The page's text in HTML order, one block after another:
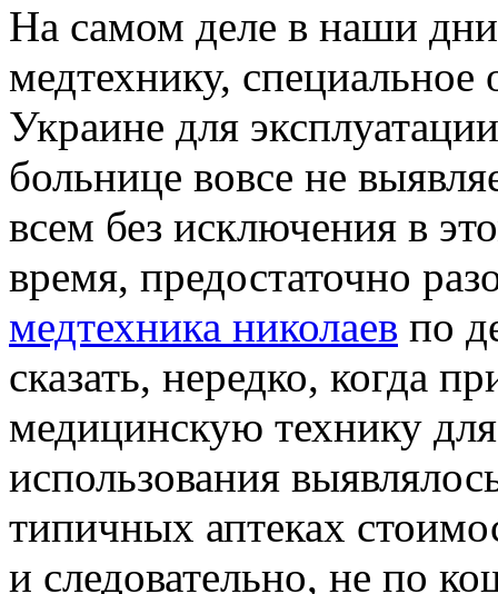
На самом деле в наши
медтехнику,
Украине для
больнице вовсе не
всем без исключения в
время, предостаточно
медтехника николаев по
сказать, нередко, когда
медицинскую технику
использования
типичных аптеках
и следовательно, не по